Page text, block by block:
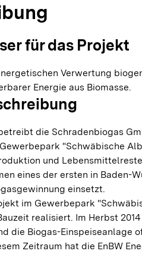
für das Projekt
Verwertung
Energie aus Biomasse.
die Schradenbiogas
"Schwäbische
und
eines der ersten in Baden-
einsetzt.
im Gewerbepark
realisiert. Im Herbst
die Biogas-Einspeiseanlage
Zeitraum hat die EnBW